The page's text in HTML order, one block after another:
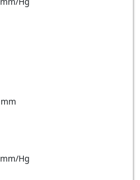
mm
mm/Hg